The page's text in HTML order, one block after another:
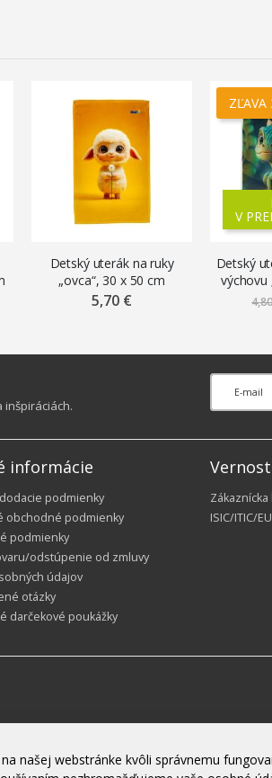
Detský uterák na ruky
„ovca“, 30 x 50 cm
5,70 €
V
ZĽAVA
Detský
výchovu
informácie
podmienky
obchodné podmienky
podmienky
odstúpenie od zmluvy
údajov
otázky
darčekové poukážky
Zákaznícka
ISIC/ITIC/
našej webstránke kvôli správnemu